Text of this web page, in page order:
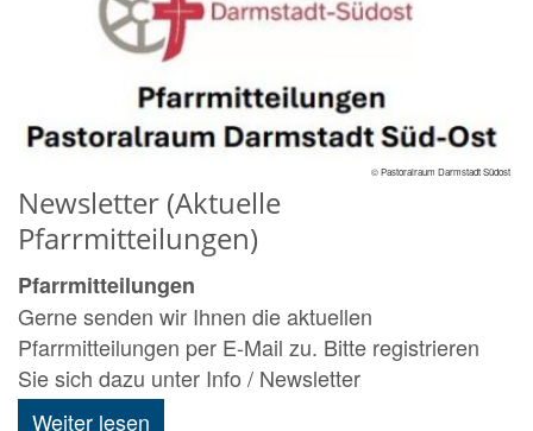
© Pastoralraum Darmstadt Südost
Newsletter (Aktuelle
Pfarrmitteilungen)
Pfarrmitteilungen
Gerne senden wir Ihnen die aktuellen
Pfarrmitteilungen per E-Mail zu. Bitte registrieren
Sie sich dazu unter Info / Newsletter
Weiter lesen